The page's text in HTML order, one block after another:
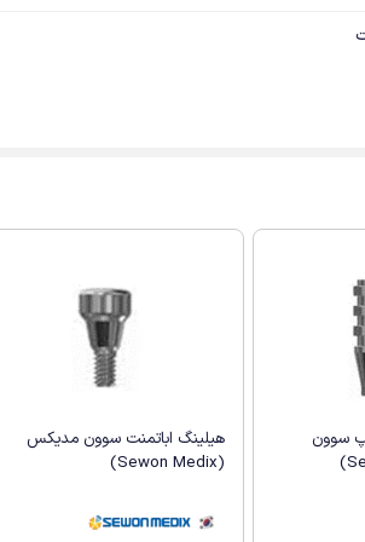
سوون
هیلینگ اباتمنت سوون مدیکس
(Sewon Medix)